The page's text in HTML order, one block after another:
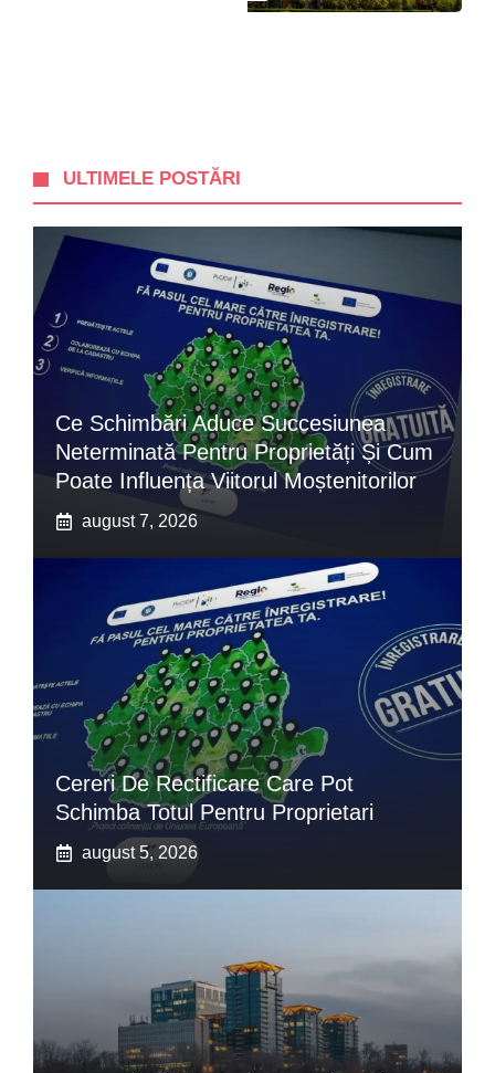
ULTIMELE POSTĂRI
Ce Schimbări Aduce Succesiunea
Neterminată Pentru Proprietăți Și Cum
Poate Influența Viitorul Moștenitorilor
august 7, 2026
Cereri De Rectificare Care Pot
Schimba Totul Pentru Proprietari
august 5, 2026